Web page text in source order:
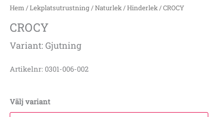
Hem/Lekplatsutrustning/Naturlek/Hinderlek/ CROCY
CROCY
Variant: Gjutning
Artikelnr: 0301-006-002
Välj variant